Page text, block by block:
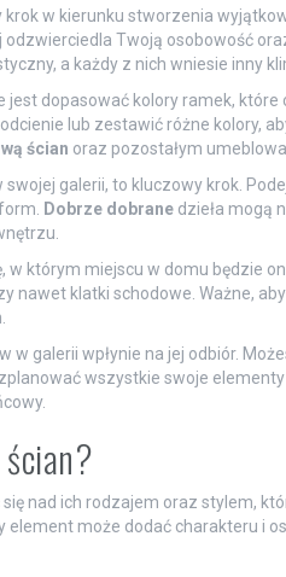
w kierunku stworzenia
odzwierciedla Twoją osobowość
a każdy z nich wniesie inny
jest dopasować kolory ramek,
lub zestawić różne kolory,
ścian oraz pozostałym
swojej galerii, to kluczowy krok.
Dobrze dobranedzieła mogą
w którym miejscu w domu będzie
nawet klatki schodowe. Ważne,
galerii wpłynie na jej odbiór.
wszystkie swoje elementy
nad ich rodzajem oraz stylem,
element może dodać charakteru i